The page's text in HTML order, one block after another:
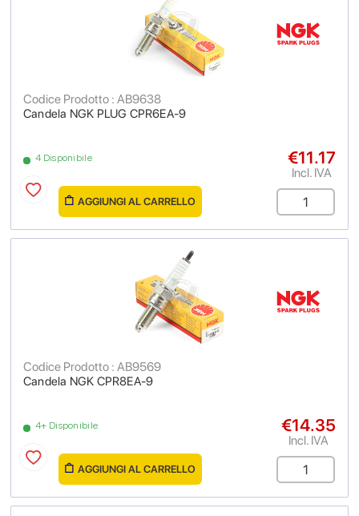
Candela NGK PLUG CPR6EA-9
Codice Prodotto : AB9638
4 Disponibile €11.17
Incl. IVA
AGGIUNGI AL CARRELLO
Candela NGK CPR8EA-9
Codice Prodotto : AB9569
4+ Disponibile €14.35
Incl. IVA
AGGIUNGI AL CARRELLO